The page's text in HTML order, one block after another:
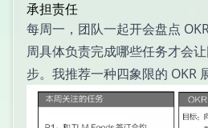
承担责任
每周一，团队一起开会盘点
周具体负责完成哪些任务才会
步。我推荐一种四象限的 OKR